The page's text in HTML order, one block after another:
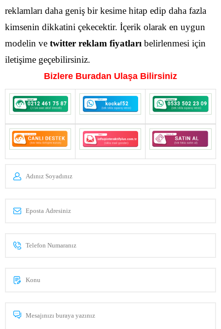
reklamları daha geniş bir kesime hitap edip daha fazla
kimsenin dikkatini çekecektir. İçerik olarak en uygun
modelin ve twitter reklam fiyatları belirlenmesi için
iletişime geçebilirsiniz.
Bizlere Buradan Ulaşa Bilirsiniz